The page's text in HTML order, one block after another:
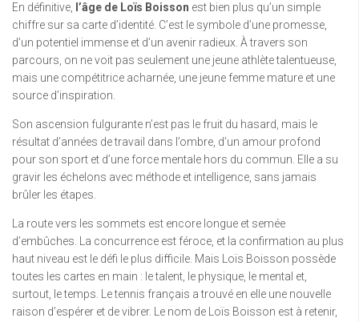
En définitive, l’âge de Loïs Boisson est bien plus qu’un simple
chiffre sur sa carte d’identité. C’est le symbole d’une promesse,
d’un potentiel immense et d’un avenir radieux. À travers son
parcours, on ne voit pas seulement une jeune athlète talentueuse,
mais une compétitrice acharnée, une jeune femme mature et une
source d’inspiration.
Son ascension fulgurante n’est pas le fruit du hasard, mais le
résultat d’années de travail dans l’ombre, d’un amour profond
pour son sport et d’une force mentale hors du commun. Elle a su
gravir les échelons avec méthode et intelligence, sans jamais
brûler les étapes.
La route vers les sommets est encore longue et semée
d’embûches. La concurrence est féroce, et la confirmation au plus
haut niveau est le défi le plus difficile. Mais Loïs Boisson possède
toutes les cartes en main : le talent, le physique, le mental et,
surtout, le temps. Le tennis français a trouvé en elle une nouvelle
raison d’espérer et de vibrer. Le nom de Loïs Boisson est à retenir,